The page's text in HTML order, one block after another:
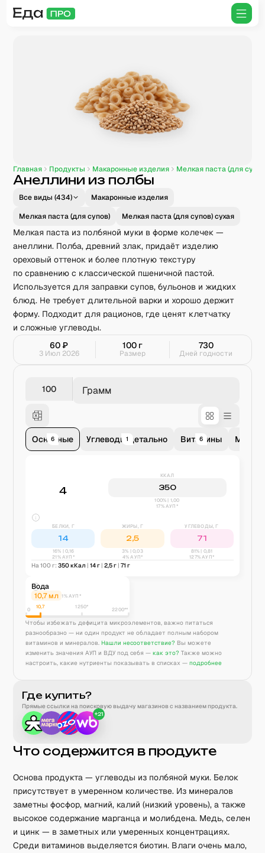
Главная Продукты Макаронные изделия Мелкая паста (для
Анеллини из полбы
Все виды (434)
Макаронные изделия
Мелкая паста (для супов)
Мелкая паста (для супов) сухая
Мелкая паста из полбяной муки в форме колечек —
анеллини. Полба, древний злак, придаёт изделию
ореховый оттенок и более плотную текстуру
по сравнению с классической пшеничной пастой.
Используется для заправки супов, бульонов и жидких
блюд. Не требует длительной варки и хорошо держит
форму. Подходит для рационов, где ценят клетчатку
и сложные углеводы.
60₽
3 Июл 2026
100 г
Размер
730
Дней годности
Грамм
Основные
6 Углеводы детально
1 Витамины
6
4
ККАЛ
350
100% | 1,00
17% АУП*
БЕЛКИ, Г
14
16% |0,16
21% АУП*
ЖИРЫ, Г
2,5
3% |0,03
4% АУП*
УГЛЕВОДЫ, Г
71
81% | 0,81
127% АУП*
На 100 г: 350кКал | 14г | 2,5г | 71 г
Вода
10,7мл 1% АУП*
0 10,7 1250* 2200**
Чтобы избежать дефицита микроэлементов, важно питаться
разнообразно — ни один продукт не обладает полным набором
витаминов и минералов. Нашли несоответствие? Вы можете
изменить значения АУП и ВДУ под себя — как это? Также можно
настроить, какие нутриенты показывать в списках — подробнее
Где купить?
Прямые ссылки на поисковую выдачу магазинов с названием продукта.
+21
Что содержится в продукте
Основа продукта — углеводы из полбяной муки. Белок
присутствует в умеренном количестве. Из минералов
заметны фосфор, магний, калий (низкий уровень), а также
высокое содержание марганца и молибдена. Медь, селен
и цинк — в заметных или умеренных концентрациях.
Среди витаминов выделяется биотин. Влаги очень мало,